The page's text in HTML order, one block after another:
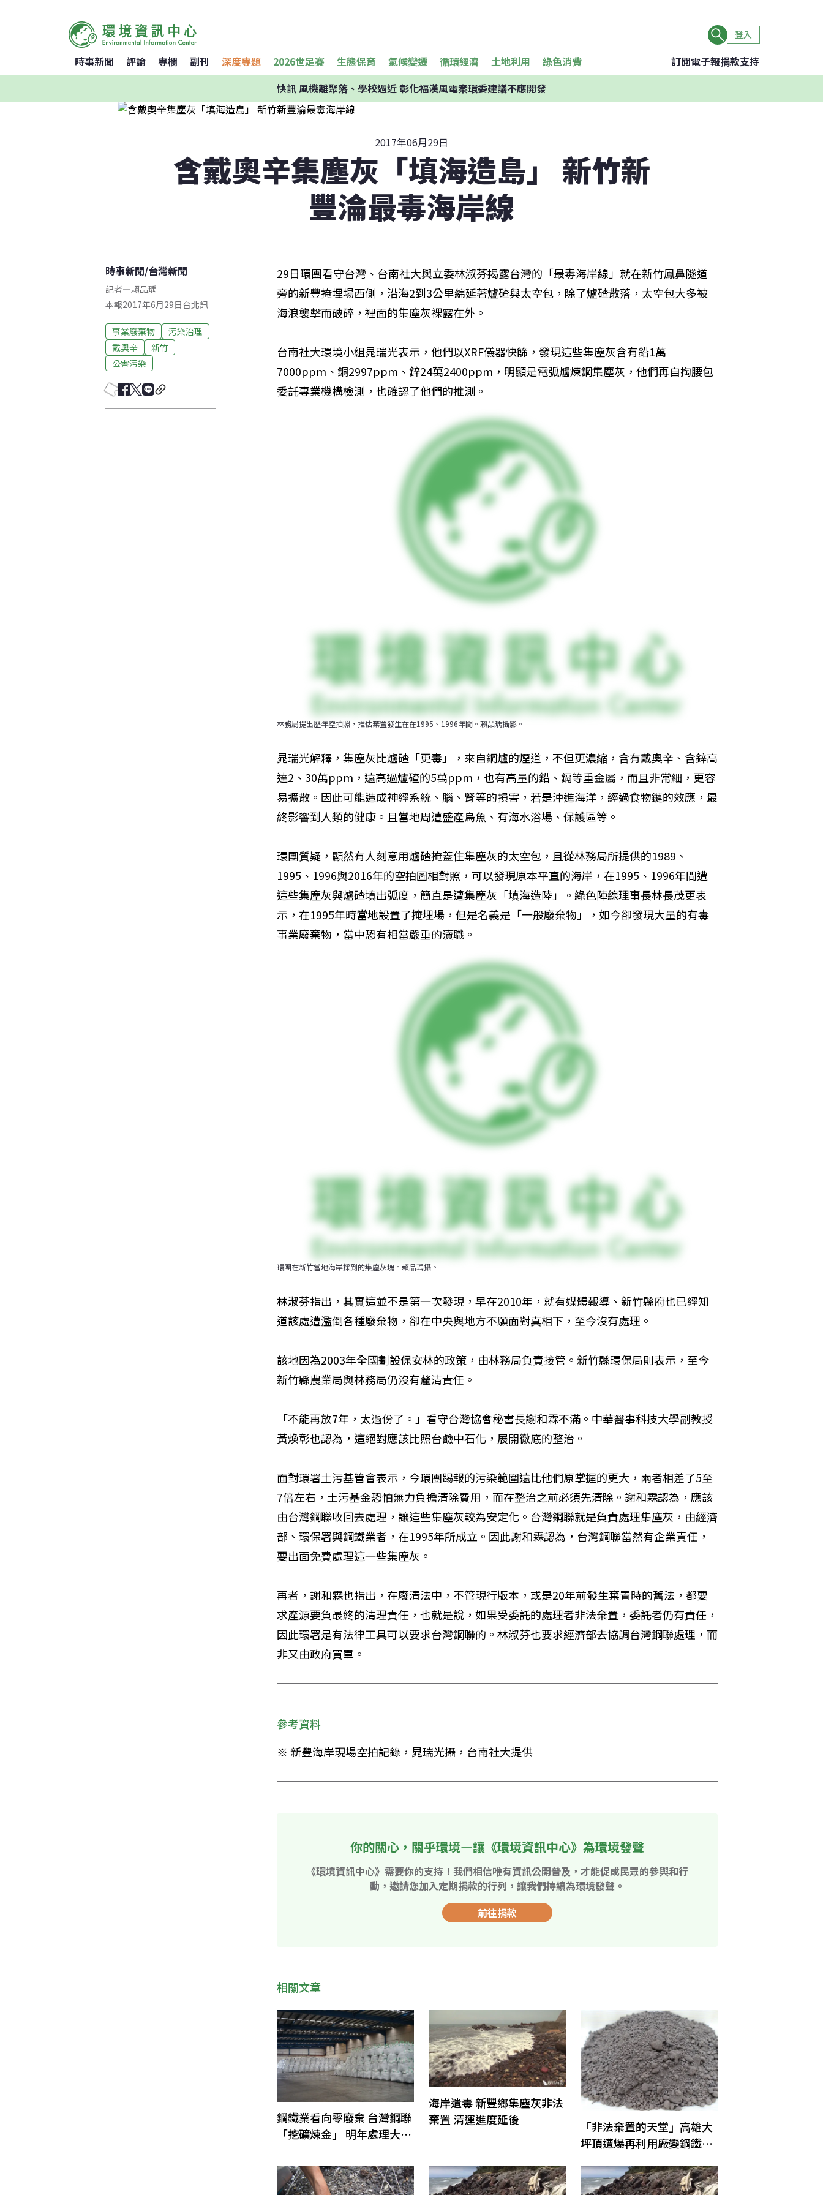
登入
時事新聞 評論 專欄 副刊 深度專題 2026世足賽 生態保育 氣候變遷 循環經濟 土地利用 綠色消費 訂閱電子報捐款支持
快訊風機離聚落、學校過近 彰化福漢風電案環委建議不應開發
2017年06月29日
含戴奧辛集塵灰「填海造島」 新竹新
豐淪最毒海岸線
時事新聞/台灣新聞
記者—賴品瑀
本報2017年6月29日台北訊
事業廢棄物
污染治理
戴奧辛
新竹
公害污染
29日環團看守台灣、台南社大與立委林淑芬揭露台灣的「最毒海岸線」就在新竹鳳鼻隧道
旁的新豐掩埋場西側，沿海2到3公里綿延著爐碴與太空包，除了爐碴散落，太空包大多被
海浪襲擊而破碎，裡面的集塵灰裸露在外。
台南社大環境小組晁瑞光表示，他們以XRF儀器快篩，發現這些集塵灰含有鉛1萬
7000ppm、銅2997ppm、鋅24萬2400ppm，明顯是電弧爐煉鋼集塵灰，他們再自掏腰包
委託專業機構檢測，也確認了他們的推測。
林務局提出歷年空拍照，推估棄置發生在在1995、1996年間。賴品瑀攝影。
晁瑞光解釋，集塵灰比爐碴「更毒」，來自鋼爐的煙道，不但更濃縮，含有戴奧辛、含鋅高
達2、30萬ppm，遠高過爐碴的5萬ppm，也有高量的鉛、鎘等重金屬，而且非常細，更容
易擴散。因此可能造成神經系統、腦、腎等的損害，若是沖進海洋，經過食物鏈的效應，最
終影響到人類的健康。且當地周遭盛產烏魚、有海水浴場、保護區等。
環團質疑，顯然有人刻意用爐碴掩蓋住集塵灰的太空包，且從林務局所提供的1989、
1995、1996與2016年的空拍圖相對照，可以發現原本平直的海岸，在1995、1996年間遭
這些集塵灰與爐碴填出弧度，簡直是遭集塵灰「填海造陸」。綠色陣線理事長林長茂更表
示，在1995年時當地設置了掩埋場，但是名義是「一般廢棄物」，如今卻發現大量的有毒
事業廢棄物，當中恐有相當嚴重的瀆職。
環團在新竹當地海岸採到的集塵灰塊。賴品瑀攝。
林淑芬指出，其實這並不是第一次發現，早在2010年，就有媒體報導、新竹縣府也已經知
道該處遭濫倒各種廢棄物，卻在中央與地方不願面對真相下，至今沒有處理。
該地因為2003年全國劃設保安林的政策，由林務局負責接管。新竹縣環保局則表示，至今
新竹縣農業局與林務局仍沒有釐清責任。
「不能再放7年，太過份了。」看守台灣協會秘書長謝和霖不滿。中華醫事科技大學副教授
黃煥彰也認為，這絕對應該比照台鹼中石化，展開徹底的整治。
面對環署土污基管會表示，今環團踢報的污染範圍遠比他們原掌握的更大，兩者相差了5至
7倍左右，土污基金恐怕無力負擔清除費用，而在整治之前必須先清除。謝和霖認為，應該
由台灣鋼聯收回去處理，讓這些集塵灰較為安定化。台灣鋼聯就是負責處理集塵灰，由經濟
部、環保署與鋼鐵業者，在1995年所成立。因此謝和霖認為，台灣鋼聯當然有企業責任，
要出面免費處理這一些集塵灰。
再者，謝和霖也指出，在廢清法中，不管現行版本，或是20年前發生棄置時的舊法，都要
求產源要負最終的清理責任，也就是說，如果受委託的處理者非法棄置，委託者仍有責任，
因此環署是有法律工具可以要求台灣鋼聯的。林淑芬也要求經濟部去協調台灣鋼聯處理，而
非又由政府買單。
參考資料
※ 新豐海岸現場空拍記錄，晁瑞光攝，台南社大提供
你的關心，關乎環境—讓《環境資訊中心》為環境發聲
《環境資訊中心》需要你的支持！我們相信唯有資訊公開普及，才能促成民眾的參與和行
動，邀請您加入定期捐款的行列，讓我們持續為環境發聲。
前往捐款
相關文章
鋼鐵業看向零廢棄 台灣鋼聯
「挖礦煉金」 明年處理大肚
海岸遺毒 新豐鄉集塵灰非法
棄置 清運進度延後
「非法棄置的天堂」高雄大
坪頂遭爆再利用廠變鋼鐵爐